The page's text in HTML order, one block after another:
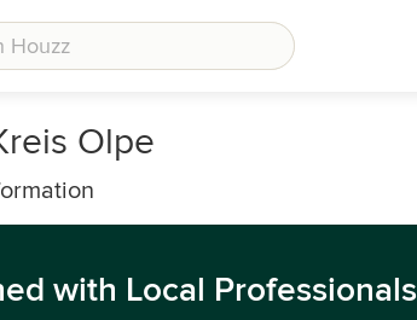
Olpe
with Local Professionals